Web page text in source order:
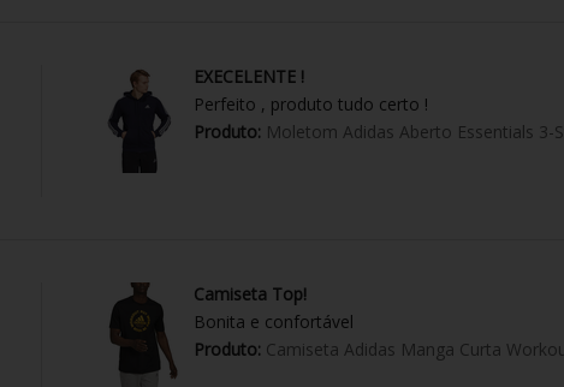
EXECELENTE !
Perfeito , produto tudo certo !
Produto: Moletom Adidas Aberto Essentials 3-
Camiseta Top!
Bonita e confortável
Produto: Camiseta Adidas Manga Curta